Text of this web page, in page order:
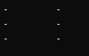
-
-
-
-
- -